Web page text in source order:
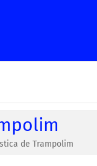
de Trampolim